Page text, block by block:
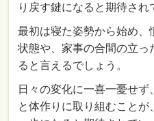
り戻す鍵になると期待され
最初は寝た姿勢から始め、
状態や、家事の合間の立っ
ると言えるでしょう。
日々の変化に一喜一憂せず
と体作りに取り組むこと